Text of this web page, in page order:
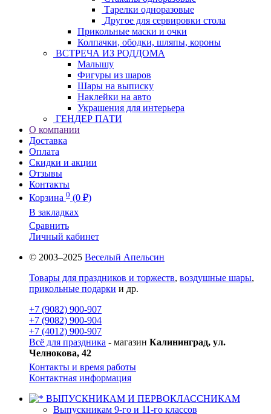
Тарелки одноразовые
Другое для сервировки стола
Прикольные маски и очки
Колпачки, ободки, шляпы, короны
ВСТРЕЧА ИЗ РОДДОМА
Малышу
Фигуры из шаров
Шары на выписку
Наклейки на авто
Украшения для интерьера
ГЕНДЕР ПАТИ
О компании
Доставка
Оплата
Скидки и акции
Отзывы
Контакты
Корзина 0 (0 ₽)
В закладках
Сравнить
Личный кабинет
© 2003–2025 Веселый Апельсин
Товары для праздников и торжеств, воздушные шары,
прикольные подарки и др.
+7 (9082) 900-907
+7 (9082) 900-904
+7 (4012) 900-907
Всё для праздника - магазин Калининград, ул.
Челнокова, 42
Контакты и время работы
Контактная информация
ВЫПУСКНИКАМ И ПЕРВОКЛАССНИКАМ
Выпускникам 9-го и 11-го классов